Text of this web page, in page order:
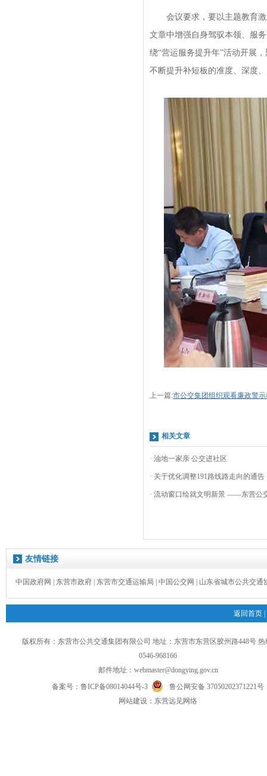
会议要求，要以主题教育激
文章中增强自身驾驭本领、服
绕“营运服务提升年”活动开展
不断提升补短板的准度、深度
上一篇:市公交集团组织观看廉政警
相关文章
· 油地一家亲 公交进社区
· 关于优化调整191路线路走向的通告
· 流动窗口绘就文明新景 ——东营公
友情链接
中国政府网 东营市政府 东营市交通运输局 中国公交网 山东省城市公共交通
返回首页
版权所有：东营市公共交通集团有限公司 地址：东营市东营区胶州路448号
0546-968166
邮件地址： webmaster@dongying.gov.cn
备案号： 鲁ICP备08014044号-3
鲁公网安备 37050202371221号
网站建设： 东营远见网络